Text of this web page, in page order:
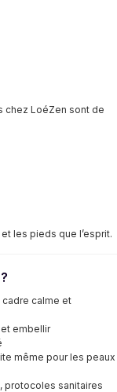
chez LoéZen sont de
les pieds que l’esprit.
cadre calme et
embellir
même pour les peaux
protocoles sanitaires